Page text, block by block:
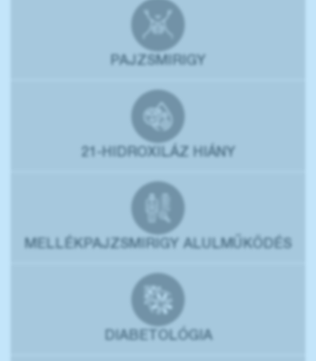
PAJZSMIRIGY
21-HIDROXILÁZ HIÁNY
MELLÉKPAJZSMIRIGY ALULMŰKÖDÉS
DIABETOLÓGIA